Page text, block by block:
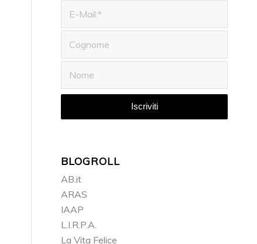
BLOGROLL
AB.it
ARAS
IAAP
L.I.R.P.A.
La Vita Felice